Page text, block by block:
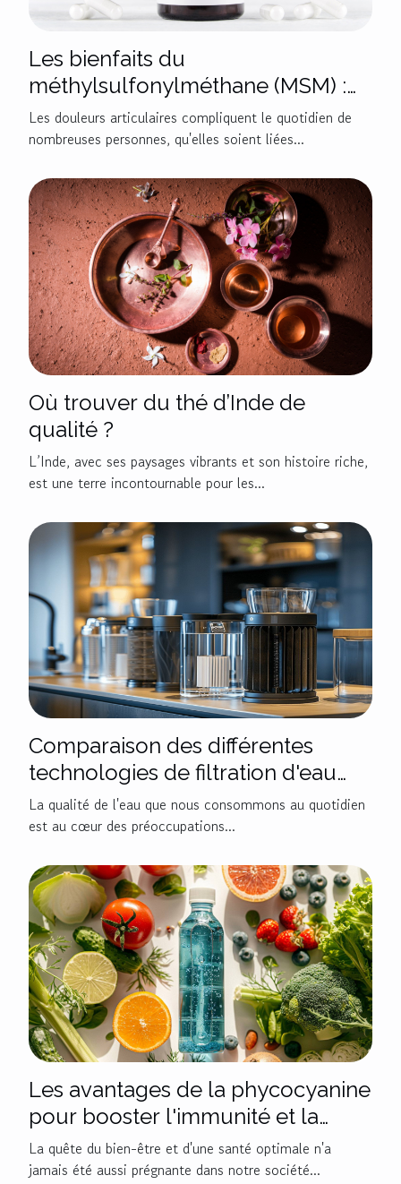
Les bienfaits du
méthylsulfonylméthane (MSM) :
allié naturel contre les douleurs
articulaires
Les douleurs articulaires compliquent le quotidien de
nombreuses personnes, qu'elles soient liées...
Où trouver du thé d’Inde de
qualité ?
L’Inde, avec ses paysages vibrants et son histoire riche,
est une terre incontournable pour les...
Comparaison des différentes
technologies de filtration d'eau
disponibles
La qualité de l'eau que nous consommons au quotidien
est au cœur des préoccupations...
Les avantages de la phycocyanine
pour booster l'immunité et la
vitalité
La quête du bien-être et d'une santé optimale n'a
jamais été aussi prégnante dans notre société...